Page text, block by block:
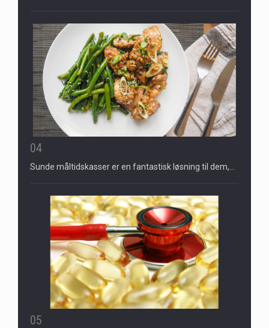
04
Sunde måltidskasser er en fantastisk løsning til dem,…
05